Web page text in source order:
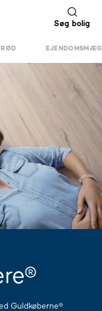
Søg bolig
Guldkøberne®